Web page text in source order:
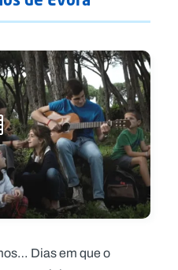
Dias em que o